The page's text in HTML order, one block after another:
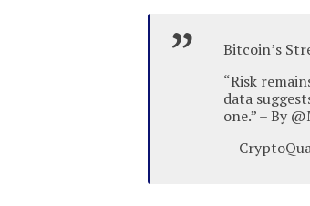
Bitcoin’s
“Risk
data
one.” – By
—